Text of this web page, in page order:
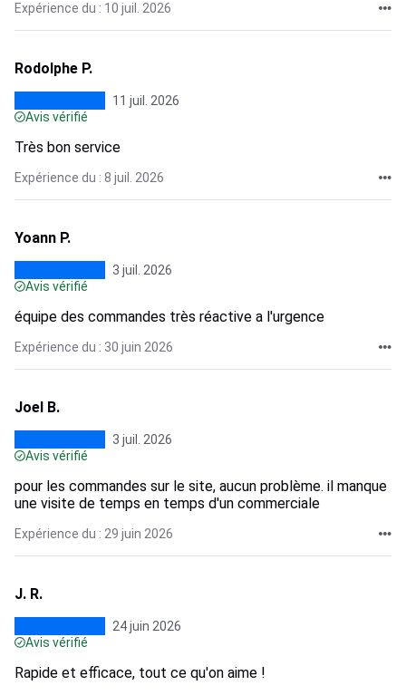
Expérience du : 10 juil. 2026
Rodolphe P.
11 juil. 2026
Avis vérifié
Très bon service
Expérience du : 8 juil. 2026
Yoann P.
3 juil. 2026
Avis vérifié
équipe des commandes très réactive a l'urgence
Expérience du : 30 juin 2026
Joel B.
3 juil. 2026
Avis vérifié
pour les commandes sur le site, aucun problème. il manque
une visite de temps en temps d'un commerciale
Expérience du : 29 juin 2026
J. R.
24 juin 2026
Avis vérifié
Rapide et efficace, tout ce qu'on aime !